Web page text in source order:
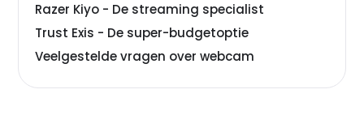
Razer Kiyo - De streaming specialist
Trust Exis - De super-budgetoptie
Veelgestelde vragen over webcam